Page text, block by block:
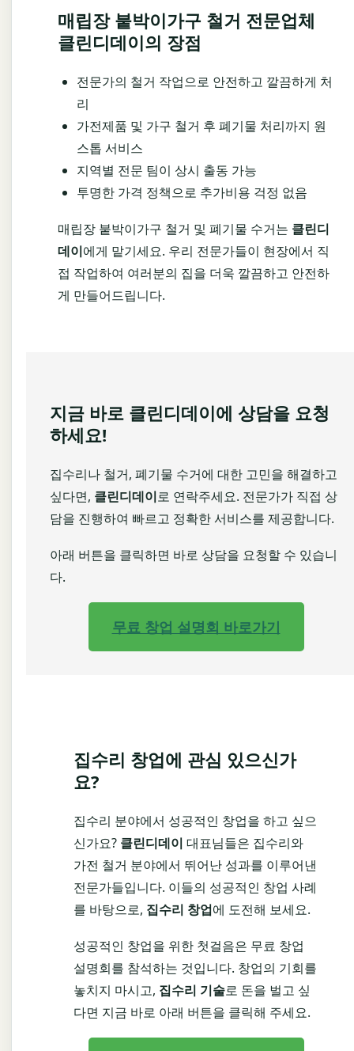
매립장 붙박이가구 철거 전문업체
클린디데이의 장점
전문가의 철거 작업으로 안전하고 깔끔하게 처
리
가전제품 및 가구 철거 후 폐기물 처리까지 원
스톱 서비스
지역별 전문 팀이 상시 출동 가능
투명한 가격 정책으로 추가비용 걱정 없음
매립장 붙박이가구 철거 및 폐기물 수거는 클린디
데이에게 맡기세요. 우리 전문가들이 현장에서 직
접 작업하여 여러분의 집을 더욱 깔끔하고 안전하
게 만들어드립니다.
지금 바로 클린디데이에 상담을 요청
하세요!
집수리나 철거, 폐기물 수거에 대한 고민을 해결하고
싶다면, 클린디데이로 연락주세요. 전문가가 직접 상
담을 진행하여 빠르고 정확한 서비스를 제공합니다.
아래 버튼을 클릭하면 바로 상담을 요청할 수 있습니
다.
무료 창업 설명회 바로가기
집수리 창업에 관심 있으신가
요?
집수리 분야에서 성공적인 창업을 하고 싶으
신가요? 클린디데이 대표님들은 집수리와
가전 철거 분야에서 뛰어난 성과를 이루어낸
전문가들입니다. 이들의 성공적인 창업 사례
를 바탕으로, 집수리 창업에 도전해 보세요.
성공적인 창업을 위한 첫걸음은 무료 창업
설명회를 참석하는 것입니다. 창업의 기회를
놓치지 마시고, 집수리 기술로 돈을 벌고 싶
다면 지금 바로 아래 버튼을 클릭해 주세요.